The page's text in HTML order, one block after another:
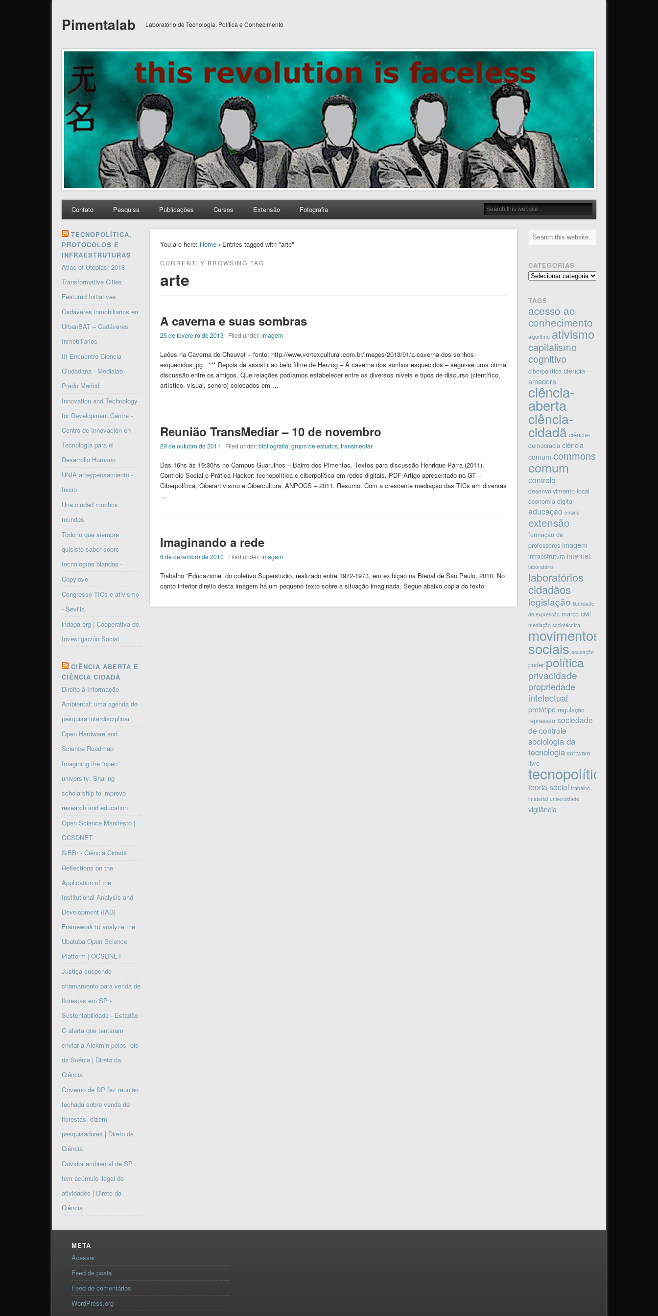
Pimentalab Laboratório de Tecnologia, Política e Conhecimento
Contato Pesquisa Publicações Cursos Extensão Fotografia
You are here: Home › Entries tagged with "arte"
CURRENTLY BROWSING TAG
arte
A caverna e suas sombras
25 de fevereiro de 2013 | Filed under:imagem
Leões na Caverna de Chauvet – fonte: http://www.vortexcultural.com.br/images/2013/01/a-caverna-dos-sonhos-
esquecidos.jpg *** Depois de assistir ao belo filme de Herzog – A caverna dos sonhos esquecidos – segui-se uma ótima
discussão entre os amigos. Que relações podíamos estabelecer entre os diversos níveis e tipos de discurso (científico,
artístico, visual, sonoro) colocados em …
Reunião TransMediar – 10 de novembro
29 de outubro de 2011 | Filed under:bibliografia,grupo de estudos,transmediar
Das 16hs às 19:30hs no Campus Guarulhos – Bairro dos Pimentas. Textos para discussão Henrique Parra (2011),
Controle Social e Prática Hacker: tecnopolítica e ciberpolítica em redes digitais. PDF Artigo apresentado no GT –
Ciberpolítica, Ciberartivismo e Cibercultura, ANPOCS – 2011. Resumo: Com a crescente mediação das TICs em diversas
…
Imaginando a rede
6 de dezembro de 2010 | Filed under:imagem
Trabalho “Educazione” do coletivo Superstudio, realizado entre 1972-1973, em exibição na Bienal de São Paulo, 2010. No
canto inferior direito desta imagem há um pequeno texto sobre a situação imaginada. Segue abaixo cópia do texto:
TECNOPOLÍTICA,
PROTOCOLOS E
INFRAESTRUTURAS
Atlas of Utopias: 2018
Transformative Cities
Featured Initiatives
Cadáveres inmobiliarios en
UrbanBAT – Cadáveres
Inmobiliarios
III Encuentro Ciencia
Ciudadana - Medialab-
Prado Madrid
Innovation and Technology
for Development Centre -
Centro de Innovación en
Tecnología para el
Desarrollo Humano
UNIA arteypensamiento -
Inicio
Una ciudad muchos
mundos
Todo lo que siempre
quisiste saber sobre
tecnologías blandas -
Copylove
Congresso TICs e ativismo
- Sevilla
indaga.org | Cooperativa de
Investigación Social
CIÊNCIA ABERTA E
CIÊNCIA CIDADÃ
Direito à Informação
Ambiental: uma agenda de
pesquisa interdisciplinar
Open Hardware and
Science Roadmap
Imagining the “open”
university: Sharing
scholarship to improve
research and education
Open Science Manifesto |
OCSDNET
SiBBr - Ciência Cidadã
Reflections on the
Application of the
Institutional Analysis and
Development (IAD)
Framework to analyze the
Ubatuba Open Science
Platform | OCSDNET
Justiça suspende
chamamento para venda de
florestas em SP -
Sustentabilidade - Estadão
O alerta que tentaram
enviar a Alckmin pelos reis
da Suécia | Direto da
Ciência
Governo de SP fez reunião
fechada sobre venda de
florestas, dizem
pesquisadores | Direto da
Ciência
Ouvidor ambiental de SP
tem acúmulo ilegal de
atividades | Direto da
Ciência
CATEGORIAS
Categorias
TAGS
acesso ao
conhecimento
algoritmo ativismo
capitalismo
cognitivo
ciberpolítica ciencia-
amadora
ciência-
aberta
ciência-
cidadã ciência-
democracia ciência
comum commons
comum
controle
desenvolvimento-local
economia digital
educaçao ensino
extensão
formação de
professores imagem
infraestrutura internet
laboratório
laboratórios
cidadãos
legislação liberdade
de expressão marco civil
mediação sociotécnica
movimentos
sociais ocupação
poder política
privacidade
propriedade
intelectual
protótipo regulação
repressão sociedade
de controle
sociologia da
tecnologia software
livre
tecnopolítica
teoria social trabalho
imaterial universidade
vigilância
META
Acessar
Feed de posts
Feed de comentários
WordPress.org